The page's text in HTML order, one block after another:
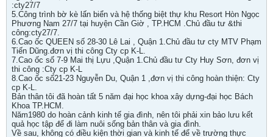
:cty27/7
5.Công trình bờ kè lấn biển và hệ thống biệt thự khu Resort Hòn Ngọc
Phương Nam 27/7 tại huyện Cần Giờ , TP.HCM .Chủ đầu tư &thi
công:cty27/7.
6.Cao ốc QUEEN số 28-30 Lê Lai , Quận 1.Chủ đầu tư cty MTV Phạm
Tiến Dũng.đơn vị thi công Cty cp K-L.
7.Cao ốc số 7-9 Mai thị Lựu ,Quận 1.Chủ đầu tư Cty Huy Sơn, đơn vị
thi công :Cty cp K-L
8.Cao ốc số21-23 Nguyễn Du, Quận 1 ,đơn vị thi công hoàn thiện: Cty
cp K-L.
Bản thân tôi đã hoàn tất 5 năm đại học khoa xây dựng-đại học Bách
Khoa TP.HCM.
Năm1980 do hoàn cảnh kinh tế gia đình, nên tôi phải xin bảo lưu kết
quả học tập để đi làm nuôi sống bản thân và gia đình.
Về sau, không có điều kiện thời gian và kinh tế để về trường thực